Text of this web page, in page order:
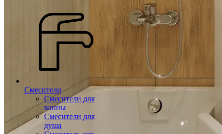
Смесители
Смесители для
ванны
Смесители для
душа